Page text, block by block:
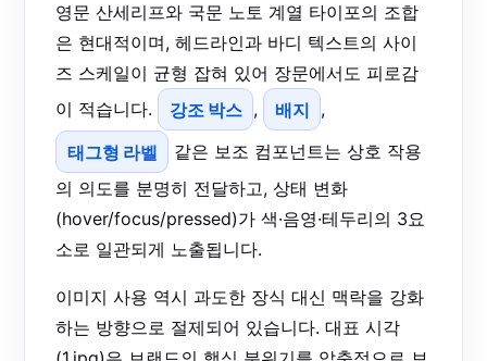
영문 산세리프와 국문 노토 계열 타이포의 조합
은 현대적이며, 헤드라인과 바디 텍스트의 사이
즈 스케일이 균형 잡혀 있어 장문에서도 피로감
이 적습니다.
강조 박스 , 배지 ,
태그형 라벨
같은 보조 컴포넌트는 상호 작용
의 의도를 분명히 전달하고, 상태 변화
(hover/focus/pressed)가 색·음영·테두리의 3요
소로 일관되게 노출됩니다.
이미지 사용 역시 과도한 장식 대신 맥락을 강화
하는 방향으로 절제되어 있습니다. 대표 시각